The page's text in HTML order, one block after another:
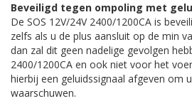
Beveiligd tegen ompoling met
De SOS 12V/24V 2400/1200CA is
zelfs als u de plus aansluit op de min
dan zal dit geen nadelige gevolgen
2400/1200CA en ook niet voor het
hierbij een geluidssignaal afgeven om
waarschuwen.